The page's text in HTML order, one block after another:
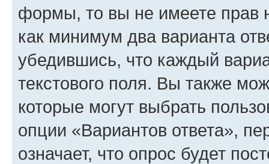
формы, то вы не имеете прав
как минимум два варианта
убедившись, что каждый
текстового поля. Вы также
которые могут выбрать
опции «Вариантов ответа»,
означает, что опрос будет